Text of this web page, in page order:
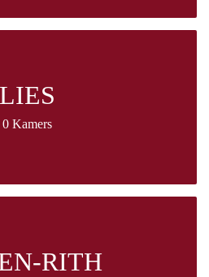
LIES
0 Kamers
RITH